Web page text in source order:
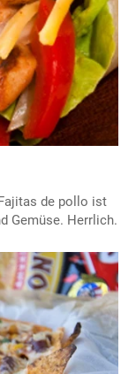
de pollo ist
Gemüse. Herrlich.